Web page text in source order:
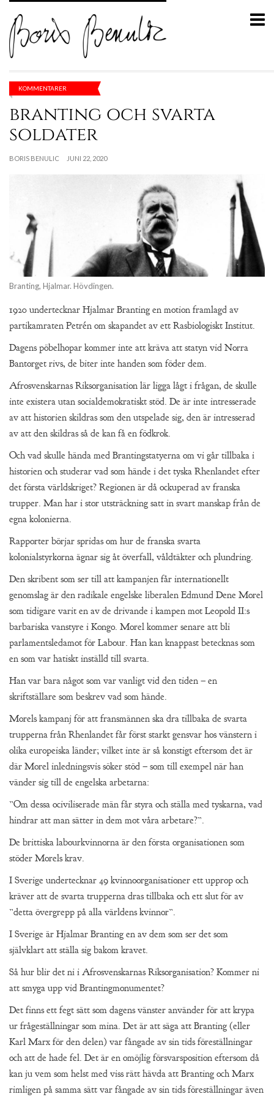
KOMMENTARER
branting och svarta
soldater
BORIS BENULIC JUNI 22, 2020
Branting, Hjalmar. Hövdingen.
1920 undertecknar Hjalmar Branting en motion framlagd av
partikamraten Petrén om skapandet av ett Rasbiologiskt Institut.
Dagens pöbelhopar kommer inte att kräva att statyn vid Norra
Bantorget rivs, de biter inte handen som föder dem.
Afrosvenskarnas Riksorganisation lär ligga lågt i frågan, de skulle
inte existera utan socialdemokratiskt stöd. De är inte intresserade
av att historien skildras som den utspelade sig, den är intresserad
av att den skildras så de kan få en födkrok.
Och vad skulle hända med Brantingstatyerna om vi går tillbaka i
historien och studerar vad som hände i det tyska Rhenlandet efter
det första världskriget? Regionen är då ockuperad av franska
trupper. Man har i stor utsträckning satt in svart manskap från de
egna kolonierna.
Rapporter börjar spridas om hur de franska svarta
kolonialstyrkorna ägnar sig åt överfall, våldtäkter och plundring.
Den skribent som ser till att kampanjen får internationellt
genomslag är den radikale engelske liberalen Edmund Dene Morel
som tidigare varit en av de drivande i kampen mot Leopold II:s
barbariska vanstyre i Kongo. Morel kommer senare att bli
parlamentsledamot för Labour. Han kan knappast betecknas som
en som var hatiskt inställd till svarta.
Han var bara något som var vanligt vid den tiden – en
skriftställare som beskrev vad som hände.
Morels kampanj för att fransmännen ska dra tillbaka de svarta
trupperna från Rhenlandet får först starkt gensvar hos vänstern i
olika europeiska länder; vilket inte är så konstigt eftersom det är
där Morel inledningsvis söker stöd – som till exempel när han
vänder sig till de engelska arbetarna:
”Om dessa ociviliserade män får styra och ställa med tyskarna, vad
hindrar att man sätter in dem mot våra arbetare?”.
De brittiska labourkvinnorna är den första organisationen som
stöder Morels krav.
I Sverige undertecknar 49 kvinnoorganisationer ett upprop och
kräver att de svarta trupperna dras tillbaka och ett slut för av
”detta övergrepp på alla världens kvinnor”.
I Sverige är Hjalmar Branting en av dem som ser det som
självklart att ställa sig bakom kravet.
Så hur blir det ni i Afrosvenskarnas Riksorganisation? Kommer ni
att smyga upp vid Brantingmonumentet?
Det finns ett fegt sätt som dagens vänster använder för att krypa
ur frågeställningar som mina. Det är att säga att Branting (eller
Karl Marx för den delen) var fångade av sin tids föreställningar
och att de hade fel. Det är en omöjlig försvarsposition eftersom då
kan ju vem som helst med viss rätt hävda att Branting och Marx
rimligen på samma sätt var fångade av sin tids föreställningar även